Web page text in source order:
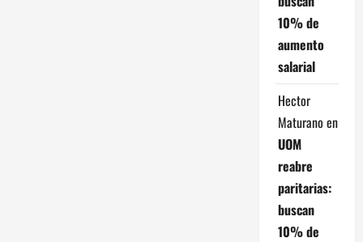
10% de
aumento
salarial
Hector
Maturano en
UOM
reabre
paritarias:
buscan
10% de